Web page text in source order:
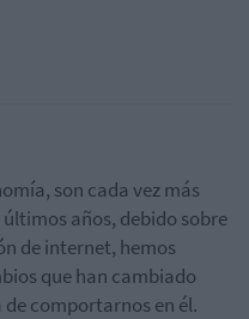
son cada vez más
años, debido sobre
de internet, hemos
que han cambiado
comportarnos en él.